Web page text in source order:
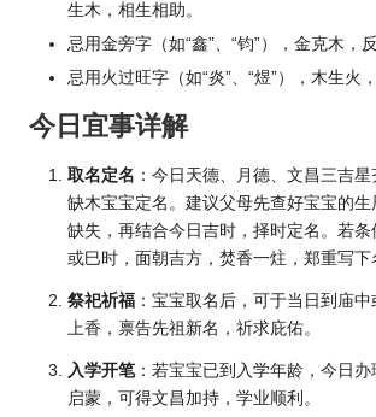
生木，相生相助。
忌用金旁字（如“鑫”、“钧”），金克木，
忌用火过旺字（如“炎”、“煜”），木生火
今日宜事详解
取名定名 ：今日天德、月德、文昌三吉
缺木宝宝定名。建议父母先查好宝宝的
缺失，再结合今日吉时，择时定名。若
或巳时，面朝吉方，焚香一炷，郑重写下
祭祀祈福 ：宝宝取名后，可于当日到庙
上香，禀告先祖新名，祈求庇佑。
入学开笔：若宝宝已到入学年龄，今日
启蒙，可得文昌加持，学业顺利。